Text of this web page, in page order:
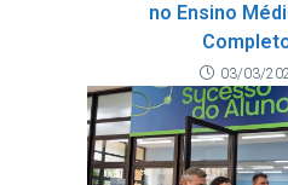
no Ensino
03/03/